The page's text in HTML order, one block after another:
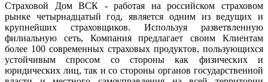
Страховой Дом ВСК - работая на российском страховом
рынке четырнадцатый год, является одним из ведущих и
крупнейших страховщиков. Используя разветвленную
филиальную сеть, Компания предлагает своим Клиентам
более 100 современных страховых продуктов, пользующихся
устойчивым спросом со стороны как физических и
юридических лиц, так и со стороны органов государственной